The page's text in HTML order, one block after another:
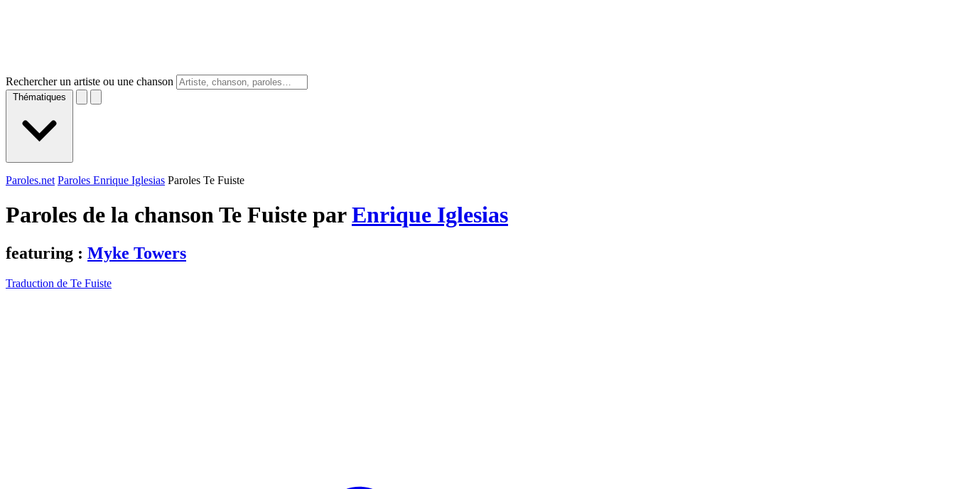
Rechercher un artiste ou une chanson
Thématiques
Paroles.net Paroles Enrique Iglesias Paroles Te Fuiste
Paroles de la chanson Te Fuiste parEnrique Iglesias
featuring : Myke Towers
Traduction de Te Fuiste